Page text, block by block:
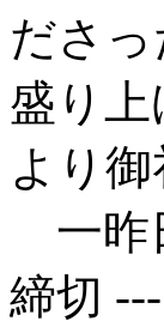
ださ
盛り
より
一昨
締切